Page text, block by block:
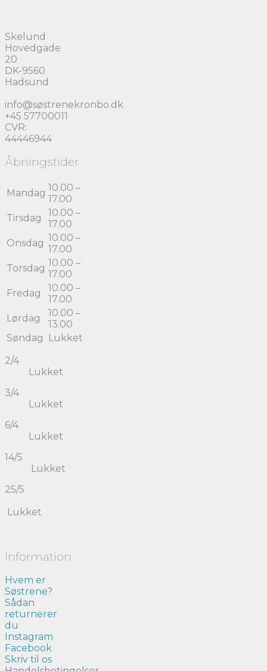
Skelund
Hovedgade
20
DK-9560
Hadsund
info@søstrenekronbo.dk
+45 57700011
CVR:
44446944
Åbningstider
Mandag 10.00 –
17.00
Tirsdag
10.00 –
17.00
Onsdag 10.00 –
17.00
Torsdag 10.00 –
17.00
Fredag
10.00 –
17.00
Lørdag
10.00 –
13.00
Søndag
Lukket
2/4
Lukket
3/4
Lukket
6/4
Lukket
14/5
Lukket
25/5
Lukket
Information
Hvem er
Søstrene?
Sådan
returnerer
du
Instagram
Facebook
Skriv til os